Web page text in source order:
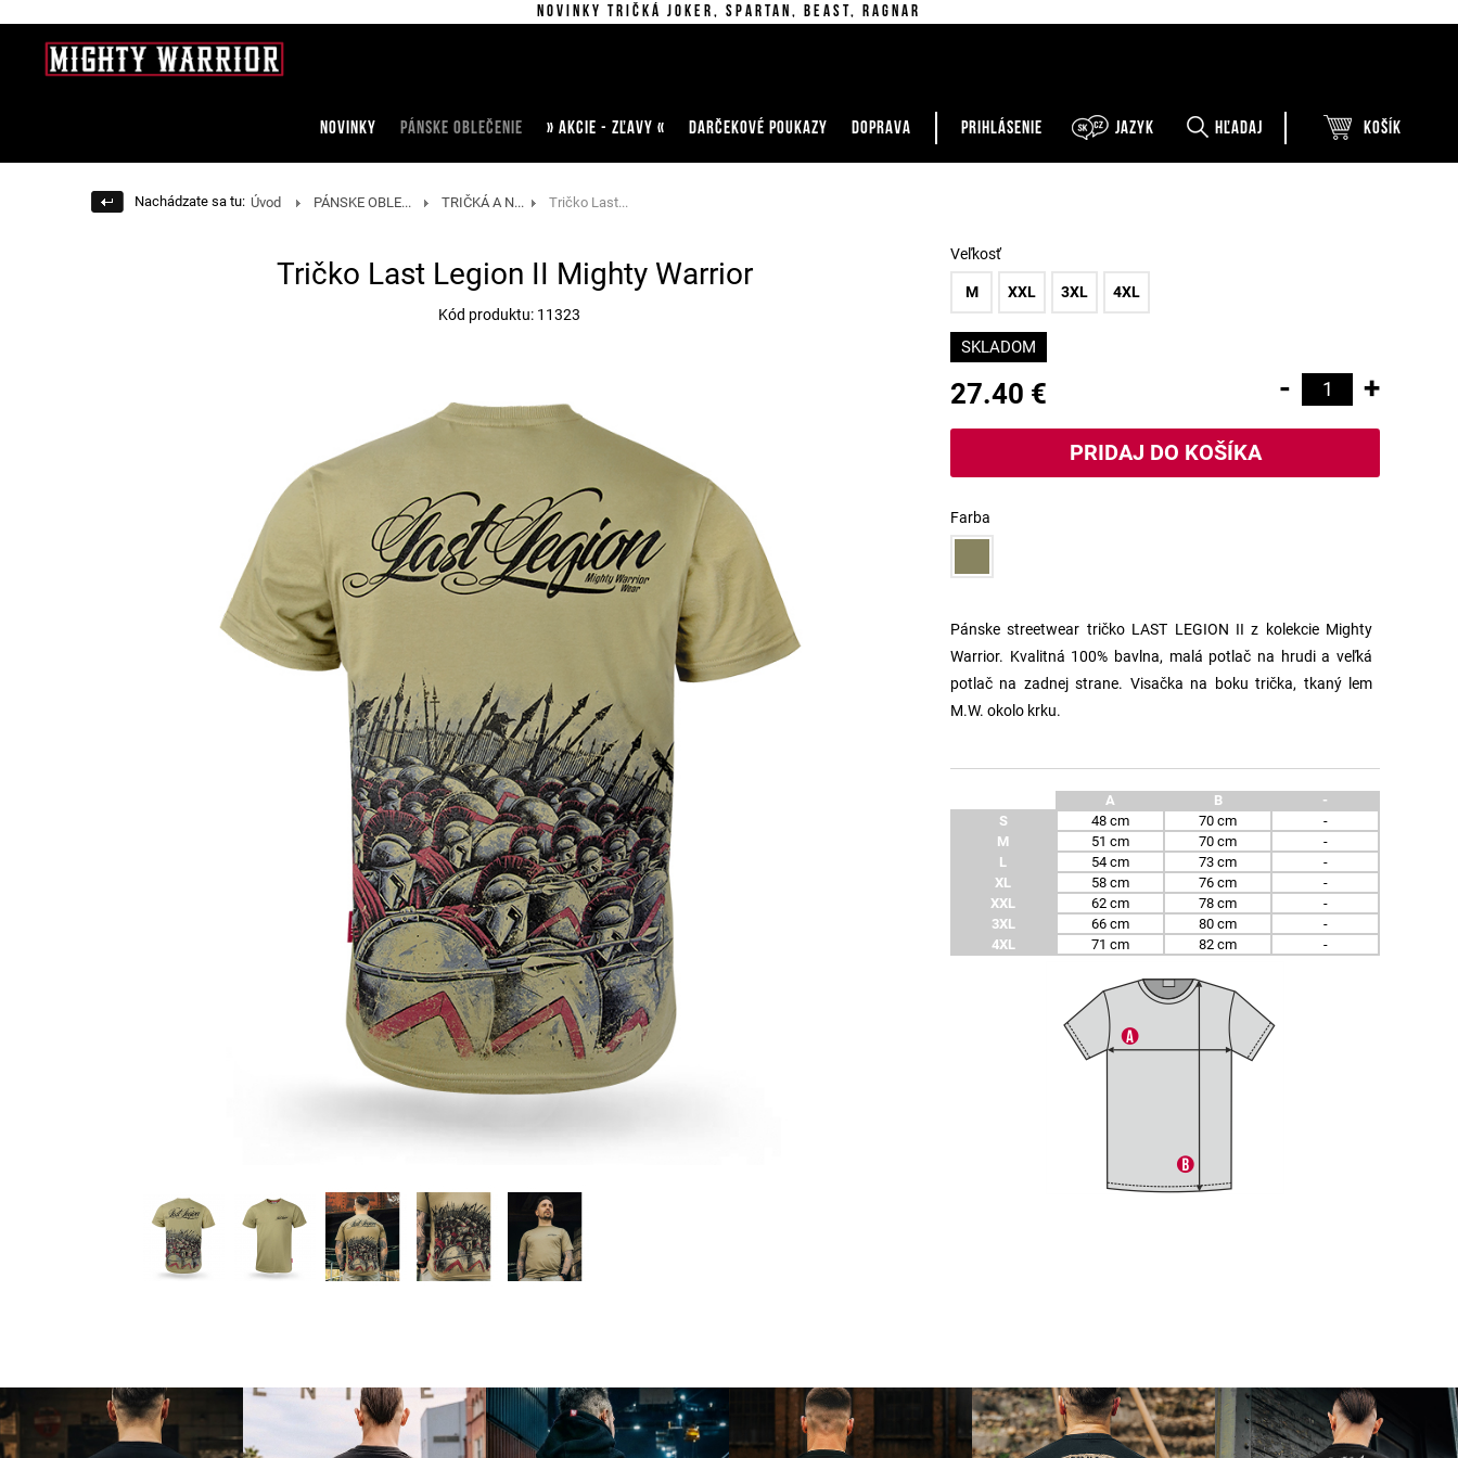
Novinky tričká Joker, Spartan, Beast, Ragnar
NOVINKY PÁNSKE OBLEČENIE » AKCIE - ZĽAVY « DARČEKOVÉ POUKAZY DOPRAVA PRIHLÁSENIE Jazyk Hľadaj Košík
Nachádzate sa tu: Úvod PÁNSKE OBLE... TRIČKÁ A N... Tričko Last...
Tričko Last Legion II Mighty Warrior
Kód produktu: 11323
Veľkosť
M XXL 3XL 4XL
SKLADOM
27.40 € - +
Farba
Pánske streetwear tričko LAST LEGION II z kolekcie Mighty
Warrior. Kvalitná 100% bavlna, malá potlač na hrudi a veľká
potlač na zadnej strane. Visačka na boku trička, tkaný lem
M.W. okolo krku.
A B
-
S
48 cm 70 cm
-
M
51 cm 70 cm
-
L
54 cm 73 cm
-
XL
58 cm 76 cm
-
XXL
62 cm 78 cm
-
3XL
66 cm 80 cm
-
4XL
71 cm 82 cm -